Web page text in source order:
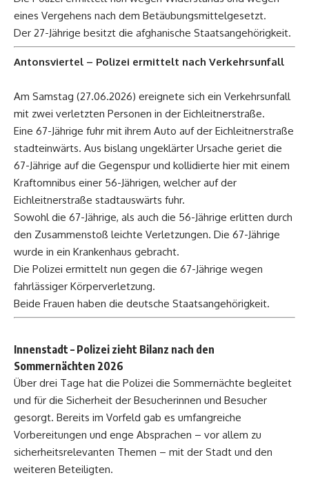
eines Vergehens nach dem Betäubungsmittelgesetzt.
Der 27-Jährige besitzt die afghanische Staatsangehörigkeit.
Antonsviertel – Polizei ermittelt nach Verkehrsunfall
Am Samstag (27.06.2026) ereignete sich ein Verkehrsunfall
mit zwei verletzten Personen in der Eichleitnerstraße.
Eine 67-Jährige fuhr mit ihrem Auto auf der Eichleitnerstraße
stadteinwärts. Aus bislang ungeklärter Ursache geriet die
67-Jährige auf die Gegenspur und kollidierte hier mit einem
Kraftomnibus einer 56-Jährigen, welcher auf der
Eichleitnerstraße stadtauswärts fuhr.
Sowohl die 67-Jährige, als auch die 56-Jährige erlitten durch
den Zusammenstoß leichte Verletzungen. Die 67-Jährige
wurde in ein Krankenhaus gebracht.
Die Polizei ermittelt nun gegen die 67-Jährige wegen
fahrlässiger Körperverletzung.
Beide Frauen haben die deutsche Staatsangehörigkeit.
Innenstadt – Polizei zieht Bilanz nach den
Sommernächten 2026
Über drei Tage hat die Polizei die Sommernächte begleitet
und für die Sicherheit der Besucherinnen und Besucher
gesorgt. Bereits im Vorfeld gab es umfangreiche
Vorbereitungen und enge Absprachen – vor allem zu
sicherheitsrelevanten Themen – mit der Stadt und den
weiteren Beteiligten.